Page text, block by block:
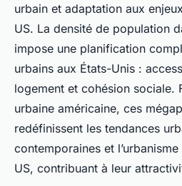
urbain et adaptation aux
US. La densité de population
impose une planification
urbains aux États-Unis :
logement et cohésion sociale.
urbaine américaine, ces
redéfinissent les tendances
contemporaines et
US, contribuant à leur